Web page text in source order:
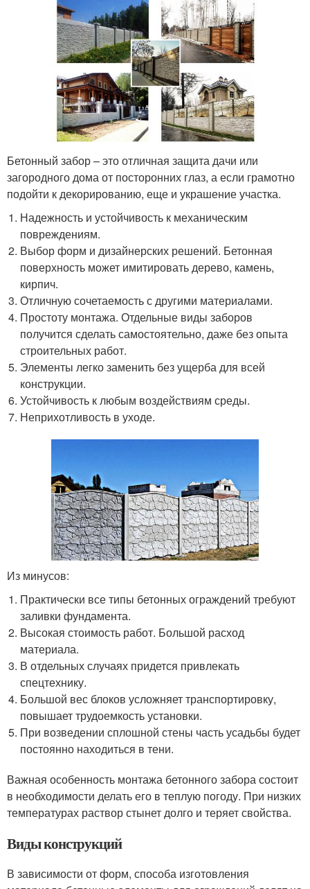
Бетонный забор – это отличная защита дачи или
загородного дома от посторонних глаз, а если грамотно
подойти к декорированию, еще и украшение участка.
Надежность и устойчивость к механическим
повреждениям.
Выбор форм и дизайнерских решений. Бетонная
поверхность может имитировать дерево, камень,
кирпич.
Отличную сочетаемость с другими материалами.
Простоту монтажа. Отдельные виды заборов
получится сделать самостоятельно, даже без опыта
строительных работ.
Элементы легко заменить без ущерба для всей
конструкции.
Устойчивость к любым воздействиям среды.
Неприхотливость в уходе.
Из минусов:
Практически все типы бетонных ограждений требуют
заливки фундамента.
Высокая стоимость работ. Большой расход
материала.
В отдельных случаях придется привлекать
спецтехнику.
Большой вес блоков усложняет транспортировку,
повышает трудоемкость установки.
При возведении сплошной стены часть усадьбы будет
постоянно находиться в тени.
Важная особенность монтажа бетонного забора состоит
в необходимости делать его в теплую погоду. При низких
температурах раствор стынет долго и теряет свойства.
Виды конструкций
В зависимости от форм, способа изготовления